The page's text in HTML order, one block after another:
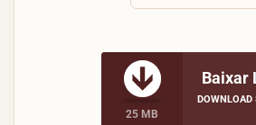
25 MB
Baixar
DOWNLOAD